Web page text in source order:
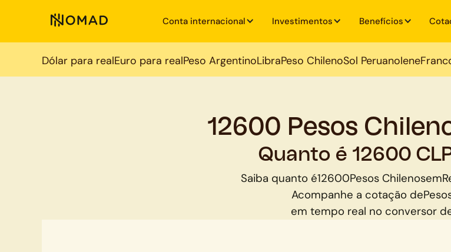
Conta internacional Investimentos Benefícios
Dólar para realEuro para realPeso ArgentinoLibraPeso ChilenoSol PeruanoIene
12600 Pesos
Quanto é 12600
Saiba quanto é12600Pesos Chilenosem
Acompanhe a cotação de
em tempo real no conversor